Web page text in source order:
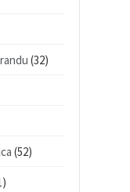
(32)
(52)